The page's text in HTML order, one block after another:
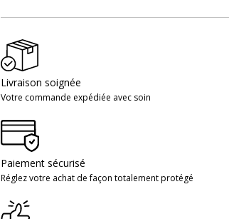
Livraison soignée
Votre commande expédiée avec soin
Paiement sécurisé
Réglez votre achat de façon totalement protégé